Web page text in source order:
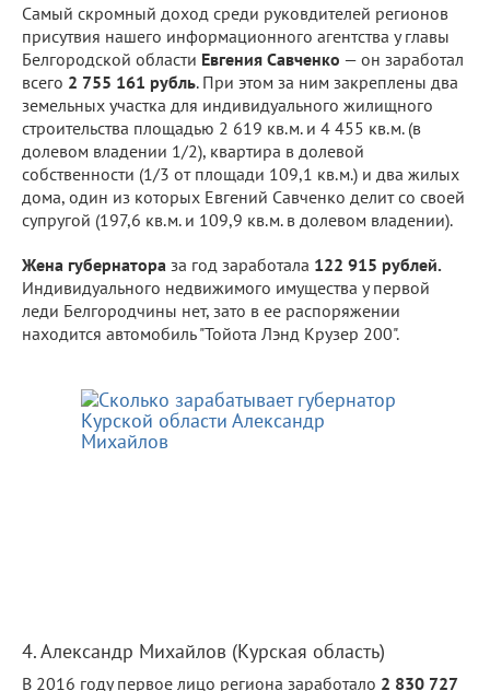
Самый скромный доход среди руковдителей регионов
присутвия нашего информационного агентства у главы
Белгородской области Евгения Савченко — он заработал
всего 2 755 161 рубль. При этом за ним закреплены два
земельных участка для индивидуального жилищного
строительства площадью 2 619 кв.м. и 4 455 кв.м. (в
долевом владении 1/2), квартира в долевой
собственности (1/3 от площади 109,1 кв.м.) и два жилых
дома, один из которых Евгений Савченко делит со своей
супругой (197,6 кв.м. и 109,9 кв.м. в долевом владении).
Жена губернатора за год заработала 122 915 рублей.
Индивидуального недвижимого имущества у первой
леди Белгородчины нет, зато в ее распоряжении
находится автомобиль "Тойота Лэнд Крузер 200".
4. Александр Михайлов (Курская область)
В 2016 году первое лицо региона заработало 2 830 727